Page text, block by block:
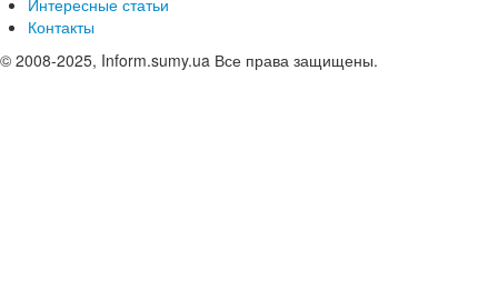
Интересные статьи
Контакты
© 2008-2025, Inform.sumy.ua Все права защищены.